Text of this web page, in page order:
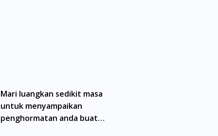
perubatan dan bukan bertujuan
doktor atau ahli farmasi bertauliah
dan mungkin tidak merangkumi semua
yang dikeluarkan oleh doktor
tele-konsultasi dengan salah seorang
Mari luangkan sedikit masa
untuk menyampaikan
penghormatan anda buat